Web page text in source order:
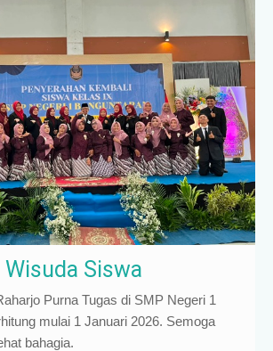
Wisuda Siswa
Purna Tugas di SMP Negeri 1
mulai 1 Januari 2026. Semoga
bahagia.